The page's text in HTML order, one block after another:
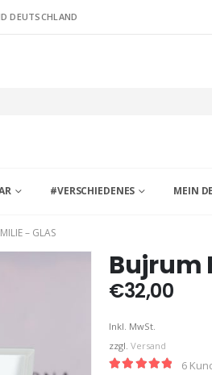
DEUTSCHLAND
#VERSCHIEDENES MEIN
– GLAS
Bujrum
€32,00
Inkl. MwSt.
zzgl. Versand
6